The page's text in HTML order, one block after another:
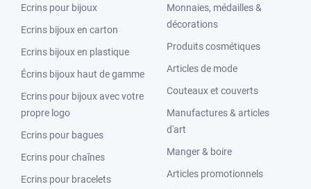
Ecrins pour bijoux
Ecrins bijoux en carton
Ecrins bijoux en plastique
Écrins bijoux haut de gamme
Ecrins pour bijoux avec votre
propre logo
Ecrins pour bagues
Ecrins pour chaînes
Ecrins pour bracelets
Monnaies, médailles &
décorations
Produits cosmétiques
Articles de mode
Couteaux et couverts
Manufactures & articles
d'art
Manger & boire
Articles promotionnels